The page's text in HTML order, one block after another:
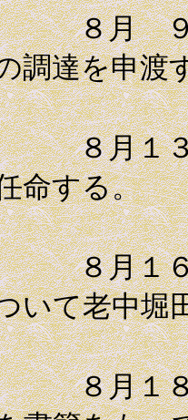
平田
調達を申渡
勘
命する。
一
いて老中堀
高